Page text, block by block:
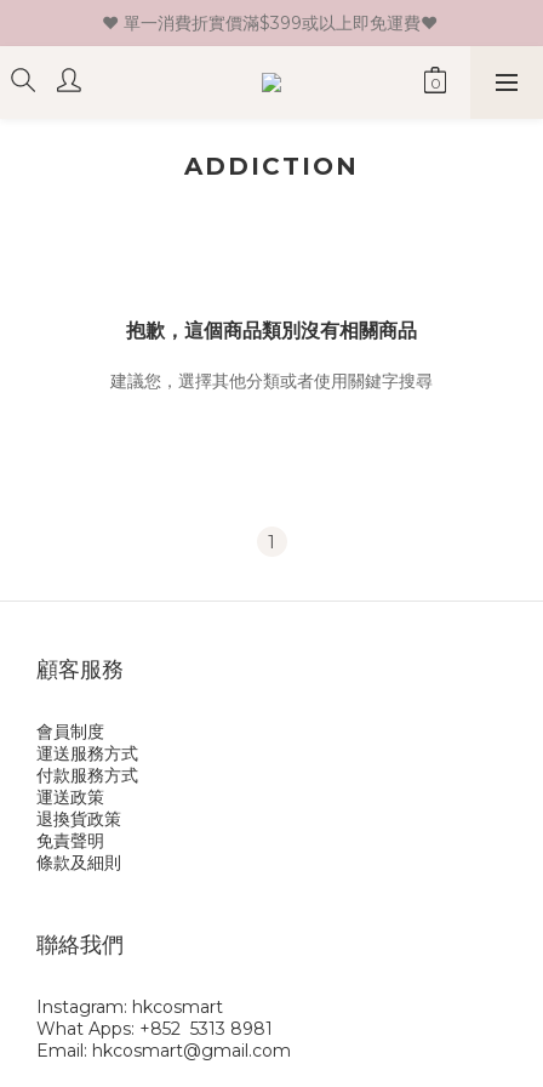
♥ 新會員登記即送HK$30 現金卷♥
♥ 單一消費折實價滿$399或以上即免運費♥
♥ 新會員登記即送HK$30 現金卷♥
ADDICTION
抱歉，這個商品類別沒有相關商品
建議您，選擇其他分類或者使用關鍵字搜尋
1
顧客服務
會員制度
運送服務方式
付款服務方式
運送政策
退換貨政策
免責聲明
條款及細則
聯絡我們
Instagram: hkcosmart
What Apps: +852 5313 8981
Email: hkcosmart@gmail.com